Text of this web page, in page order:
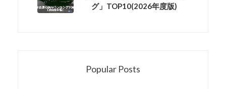
グ」TOP10(2026年度版)
Popular Posts